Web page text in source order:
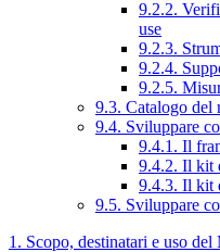
9.2.2.
use
9.2.3.
9.2.4.
9.2.5.
9.3. Catalogo del
9.4. Sviluppare
9.4.1. Il
9.4.2. Il kit
9.4.3. Il kit
9.5. Sviluppare
1. Scopo, destinatari e uso